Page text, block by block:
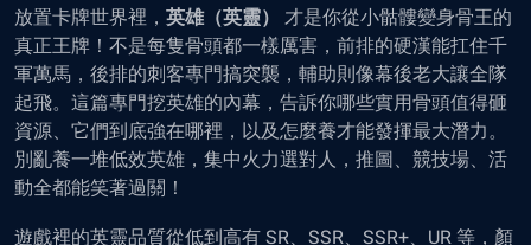
放置卡牌世界裡， 英雄（英靈）
才是你從小骷髏變身骨王的
真正王牌！不是每隻骨頭都一樣厲害，前排的硬漢能扛住千
軍萬馬，後排的刺客專門搞突襲，輔助則像幕後老大讓全隊
起飛。這篇專門挖英雄的內幕，告訴你哪些實用骨頭值得砸
資源、它們到底強在哪裡，以及怎麼養才能發揮最大潛力。
別亂養一堆低效英雄，集中火力選對人，推圖、競技場、活
動全都能笑著過關！
遊戲裡的英靈品質從低到高有 SR、SSR、SSR+、UR 等，顏